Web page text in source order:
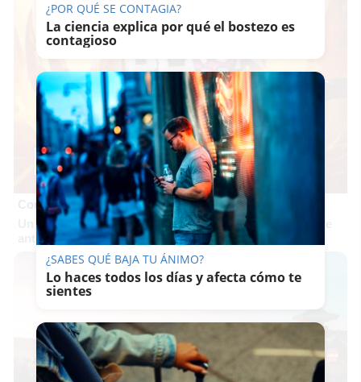
Corepunk MMORPG
Un verdadero MMORPG de la vieja escuela ¡Cómo los de
antes, pero mejor!
¿POR QUÉ SE CONTAGIA?
La ciencia explica por qué el bostezo es
contagioso
¿SABES QUÉ BAJA TU ÁNIMO?
Lo haces todos los días y afecta cómo te
sientes